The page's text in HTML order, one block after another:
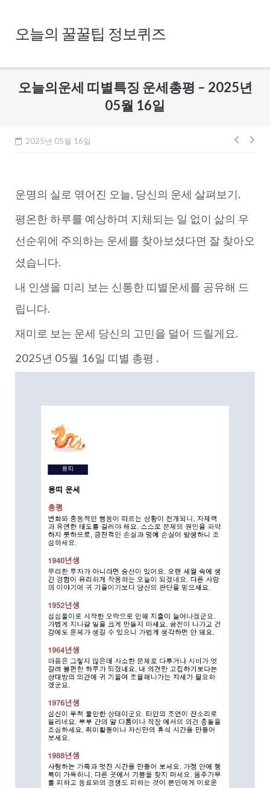
content오늘의 꿀꿀팁 정보퀴즈
오늘의운세 띠별특징 운세총평 – 2025년
05월 16일
2025년 05월 16일
글
게
이
운명의 실로 엮어진 오늘, 당신의 운세 살펴보기.
평온한 하루를 예상하며 지체되는 일 없이 삶의 우
선순위에 주의하는 운세를 찾아보셨다면 잘 찾아오
셨습니다.
내 인생을 미리 보는 신통한 띠별운세를 공유해 드
립니다.
재미로 보는 운세 당신의 고민을 덜어 드릴게요.
2025년 05월 16일 띠별 총평 .